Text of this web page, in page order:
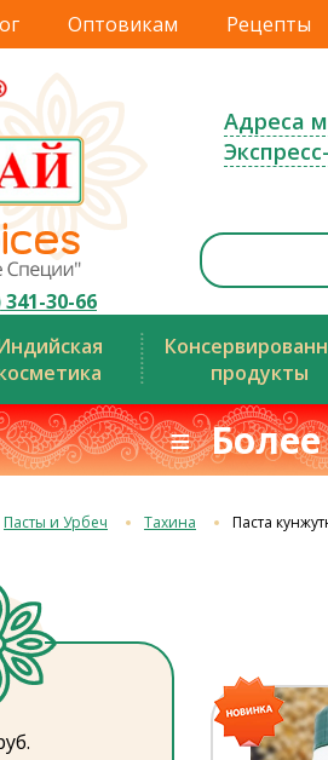
Оптовикам Рецепты
30-66
Адреса
продукты
≡
Пасты и Урбеч Тахина Паста